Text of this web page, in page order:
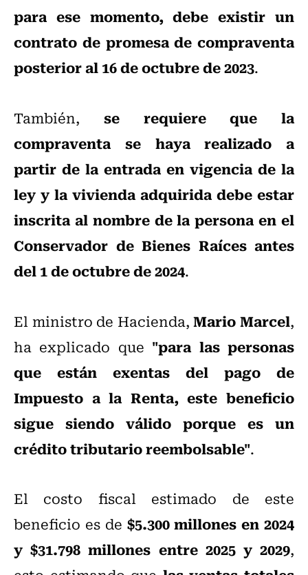
para ese momento, debe existir un
contrato de promesa de compraventa
posterior al 16 de octubre de 2023.
También, se requiere que la
compraventa se haya realizado a
partir de la entrada en vigencia de la
ley y la vivienda adquirida debe estar
inscrita al nombre de la persona en el
Conservador de Bienes Raíces antes
del 1 de octubre de 2024.
El ministro de Hacienda,Mario Marcel,
ha explicado que "para las personas
que están exentas del pago de
Impuesto a la Renta, este beneficio
sigue siendo válido porque es un
crédito tributario reembolsable".
El costo fiscal estimado de este
beneficio es de $5.300 millones en 2024
y $31.798 millones entre 2025 y 2029,